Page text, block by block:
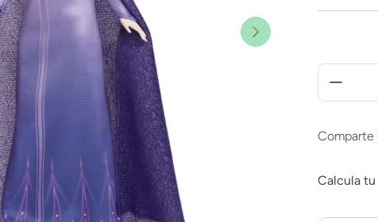
Comparte